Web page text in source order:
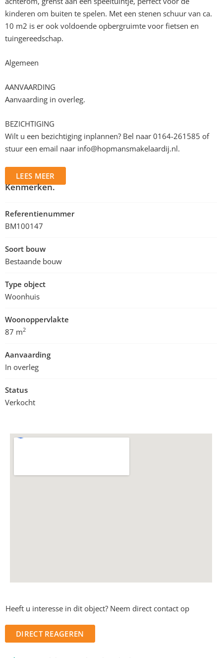
kinderen om buiten te spelen. Met een stenen schuur van ca.
10 m2 is er ook voldoende opbergruimte voor fietsen en
tuingereedschap.
Algemeen
AANVAARDING
Aanvaarding in overleg.
BEZICHTIGING
Wilt u een bezichtiging inplannen? Bel naar 0164-261585 of
stuur een email naar info@hopmansmakelaardij.nl.
LEES MEER
Kenmerken.
Referentienummer
BM100147
Soort bouw
Bestaande bouw
Type object
Woonhuis
Woonoppervlakte
87 m2
Aanvaarding
In overleg
Status
Verkocht
Heeft u interesse in dit object? Neem direct contact op
DIRECT REAGEREN